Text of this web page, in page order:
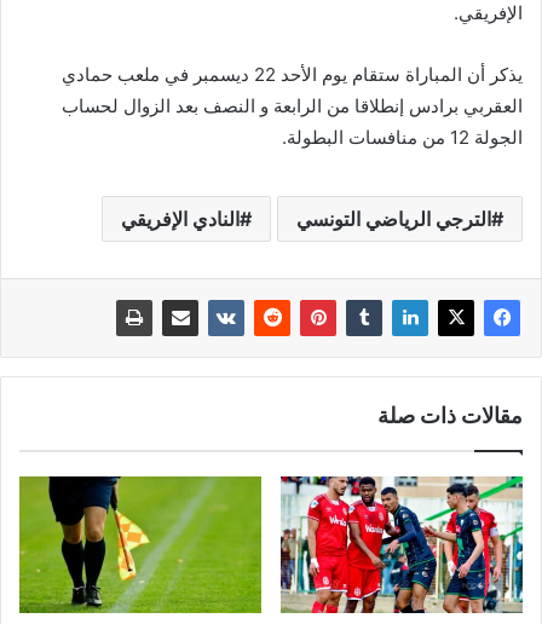
الإفريقي.
يذكر أن المباراة ستقام يوم الأحد 22 ديسمبر في ملعب حمادي
العقربي برادس إنطلاقا من الرابعة و النصف بعد الزوال لحساب
الجولة 12 من منافسات البطولة.
الترجي الرياضي التونسي النادي الإفريقي
مقالات ذات صلة